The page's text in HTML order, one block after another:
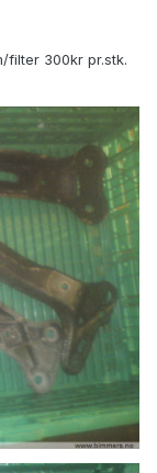
filter 300kr pr.stk.